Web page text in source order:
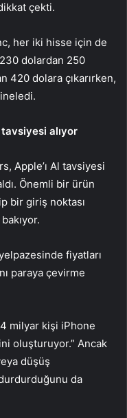
çekti.
her iki hisse için de
dolardan 250
420 dolara çıkarırken,
alıyor
Apple’ı Al tavsiyesi
Önemli bir ürün
bir giriş noktası
fiyatları
paraya çevirme
milyar kişi iPhone
oluşturuyor.” Ancak
düşüş
da